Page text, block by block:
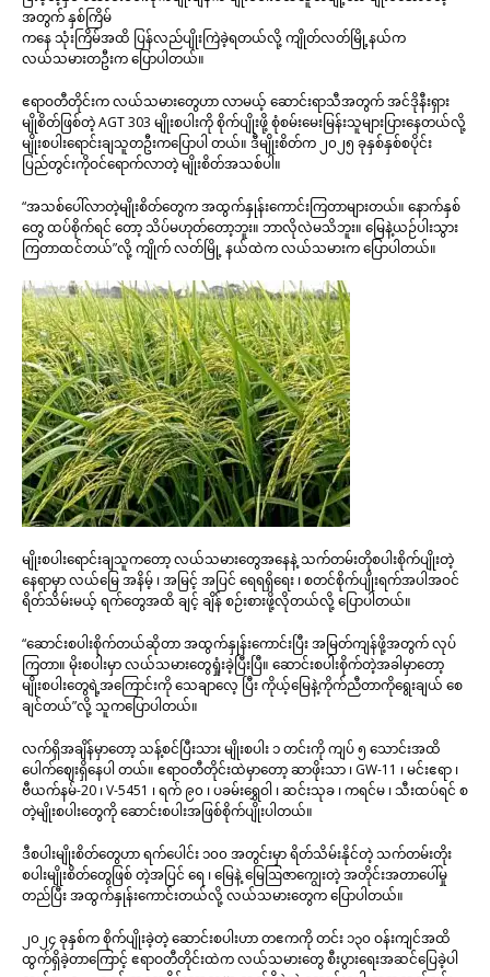
အတွက် နှစ်ကြိမ်
ကနေ သုံးကြိမ်အထိ ပြန်လည်ပျိုးကြဲခဲ့ရတယ်လို့ ကျိုတ်လတ်မြို့နယ်က
လယ်သမားတဦးက ပြောပါတယ်။
ဧရာဝတီတိုင်းက လယ်သမားတွေဟာ လာမယ့် ဆောင်းရာသီအတွက် အင်ဒိုနီးရှား
မျိုစိတ်ဖြစ်တဲ့ AGT 303 မျိုးစပါးကို စိုက်ပျိုးဖို့ စုံစမ်းမေးမြန်းသူများပြားနေတယ်လို့
မျိုးစပါးရောင်းချသူတဦးကပြောပါ တယ်။ ဒီမျိုးစိတ်က ၂၀၂၅ ခုနှစ်နှစ်စပိုင်း
ပြည်တွင်းကိုဝင်ရောက်လာတဲ့ မျိုးစိတ်အသစ်ပါ။
“အသစ်ပေါ်လာတဲ့မျိုးစိတ်တွေက အထွက်နှုန်းကောင်းကြတာများတယ်။ နောက်နှစ်
တွေ ထပ်စိုက်ရင် တော့ သိပ်မဟုတ်တော့ဘူး။ ဘာလိုလဲမသိဘူး။ မြေနဲ့ယဉ်ပါးသွား
ကြတာထင်တယ်”လို့ ကျိုက် လတ်မြို့ နယ်ထဲက လယ်သမားက ပြောပါတယ်။
မျိုးစပါးရောင်းချသူကတော့ လယ်သမားတွေအနေနဲ့ သက်တမ်းတိုစပါးစိုက်ပျိုးတဲ့
နေရာမှာ လယ်မြေ အနိမ့် ၊ အမြင့် အပြင် ရေရရှိရေး ၊ စတင်စိုက်ပျိုးရက်အပါအဝင်
ရိတ်သိမ်းမယ့် ရက်တွေအထိ ချင့် ချိန် စဉ်းစားဖို့လိုတယ်လို့ ပြောပါတယ်။
“ဆောင်းစပါးစိုက်တယ်ဆိုတာ အထွက်နှုန်းကောင်းပြီး အမြတ်ကျန်ဖို့အတွက် လုပ်
ကြတာ။ မိုးစပါးမှာ လယ်သမားတွေရှုံးခဲ့ပြီးပြီ။ ဆောင်းစပါးစိုက်တဲ့အခါမှာတော့
မျိုးစပါးတွေရဲ့အကြောင်းကို သေချာလေ့ ပြီး ကိုယ့်မြေနဲ့ကိုက်ညီတာကိုရွေးချယ် စေ
ချင်တယ်”လို့ သူကပြောပါတယ်။
လက်ရှိအချိန်မှာတော့ သန့်စင်ပြီးသား မျိုးစပါး ၁ တင်းကို ကျပ် ၅ သောင်းအထိ
ပေါက်ဈေးရှိနေပါ တယ်။ ဧရာဝတီတိုင်းထဲမှာတော့ ဆာဖိုးသာ ၊ GW-11 ၊ မင်းဧရာ ၊
ဗီယက်နမ်-20 ၊ V-5451 ၊ ရက် ၉၀ ၊ ပခမ်းရွှေဝါ ၊ ဆင်းသုခ ၊ ကရင်မ ၊ သီးထပ်ရင် စ
တဲ့မျိုးစပါးတွေကို ဆောင်းစပါးအဖြစ်စိုက်ပျိုးပါတယ်။
ဒီစပါးမျိုးစိတ်တွေဟာ ရက်ပေါင်း ၁၀၀ အတွင်းမှာ ရိတ်သိမ်းနိုင်တဲ့ သက်တမ်းတိုး
စပါးမျိုးစိတ်တွေဖြစ် တဲ့အပြင် ရေ ၊ မြေနဲ့ မြေဩဇာကျွေးတဲ့ အတိုင်းအတာပေါ်မှု
တည်ပြီး အထွက်နှုန်းကောင်းတယ်လို့ လယ်သမားတွေက ပြောပါတယ်။
၂၀၂၄ ခုနှစ်က စိုက်ပျိုးခဲ့တဲ့ ဆောင်းစပါးဟာ တဧကကို တင်း ၁၃၀ ဝန်းကျင်အထိ
ထွက်ရှိခဲ့တာကြောင့် ဧရာဝတီတိုင်းထဲက လယ်သမားတွေ စီးပွားရေးအဆင်ပြေခဲ့ပါ